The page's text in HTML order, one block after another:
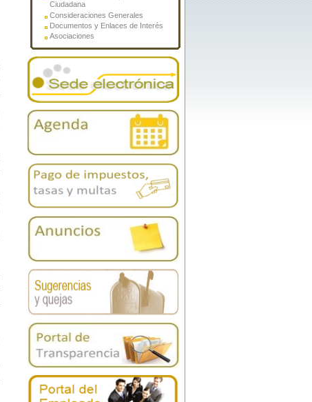
Ciudadana
Consideraciones Generales
Documentos y Enlaces de Interés
Asociaciones